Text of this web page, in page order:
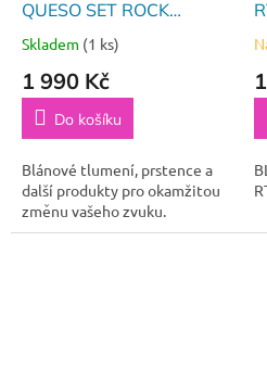
QUESO SET ROCK
12,13,14,16
Skladem (1 ks)
1 990 Kč
Do košíku
Blánové tlumení, prstence a
další produkty pro okamžitou
změnu vašeho zvuku.